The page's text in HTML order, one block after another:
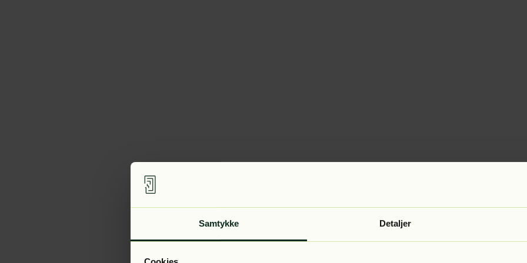
Samtykke Detaljer